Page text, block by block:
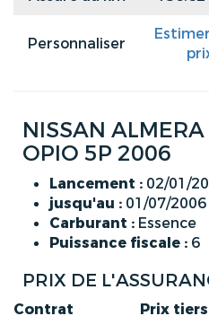
Personnaliser
NISSAN
OPIO 5P 2006
Lancement : 02/01/
jusqu'au : 01/07/2006
Carburant : Essence
Puissance fiscale : 6
PRIX DE
Contrat Prix tiers